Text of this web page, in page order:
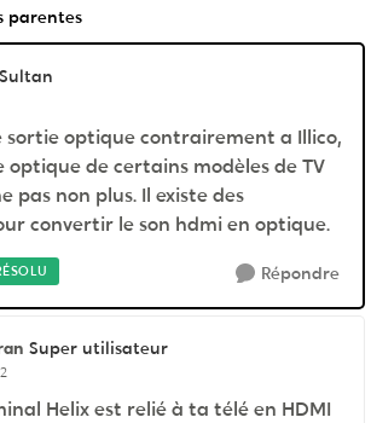
parentes
Sultan
sortie optique contrairement a Illico,
optique de certains modèles de TV
pas non plus. Il existe des
convertir le son hdmi en optique.
Répondre
Super utilisateur
Helix est relié à ta télé en HDMI